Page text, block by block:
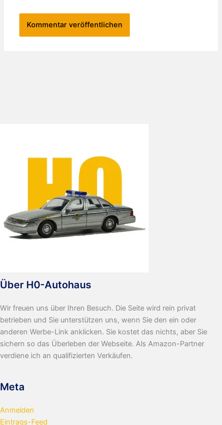
Über H0-Autohaus
Wir freuen uns über Ihren Besuch. Die Seite wird rein privat
betrieben und Sie unterstützen uns, wenn Sie den ein oder
anderen Werbe-Link anklicken. Sie kostet das nichts, aber Sie
sichern so das Überleben der Webseite. Als Amazon-Partner
verdiene ich an qualifizierten Verkäufen.
Meta
Anmelden
Eintrags-Feed